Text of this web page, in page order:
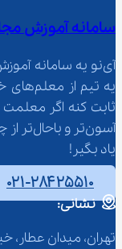
سامانه آموزش
آی‌نو یه سامانه
یه تیم
ثابت کنه اگر
یاد بگیر!
۰۲۱-۲۸۴۲۵۵۱۰
نشانی: